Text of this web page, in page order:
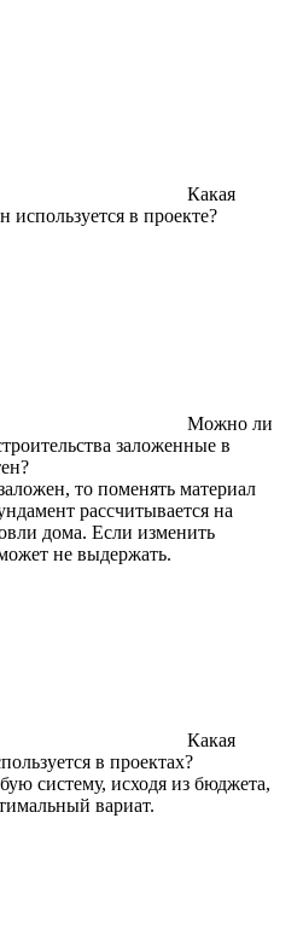
Какая
в проекте?
Можно ли
заложенные в
то поменять материал
рассчитывается на
дома. Если изменить
не выдержать.
Какая
в проектах?
систему, исходя из бюджета,
вариат.